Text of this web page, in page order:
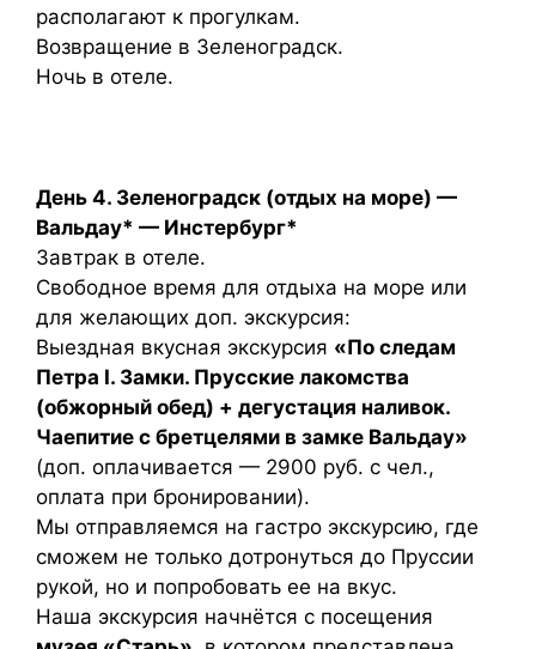
располагают к прогулкам.
Возвращение в Зеленоградск.
Ночь в отеле.
День 4. Зеленоградск (отдых на море) —
Вальдау* — Инстербург*
Завтрак в отеле.
Свободное время для отдыха на море или
для желающих доп. экскурсия:
Выездная вкусная экскурсия «По следам
Петра I. Замки. Прусские лакомства
(обжорный обед) + дегустация наливок.
Чаепитие с бретцелями в замке Вальдау»
(доп. оплачивается — 2900 руб. с чел.,
оплата при бронировании).
Мы отправляемся на гастро экскурсию, где
сможем не только дотронуться до Пруссии
рукой, но и попробовать ее на вкус.
Наша экскурсия начнётся с посещения